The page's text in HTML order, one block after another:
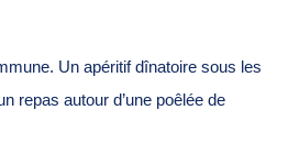
Un apéritif dînatoire sous les
repas autour d’une poêlée de